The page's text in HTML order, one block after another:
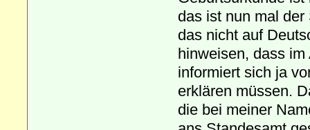
das ist nun mal
das nicht auf
hinweisen, dass
informiert sich ja
erklären müssen.
die bei meiner